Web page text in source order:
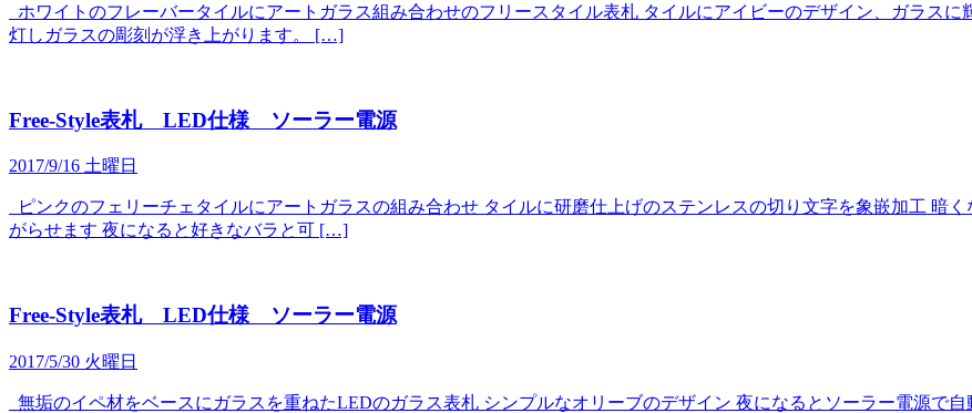
ホワイトのフレーバータイルにアートガラス組み合わせのフリースタイル表札 タイルにアイビーのデザイン、ガラス
灯しガラスの彫刻が浮き上がります。 […]
Free-Style表札 LED仕様 ソーラー電源
2017/9/16 土曜日
ピンクのフェリーチェタイルにアートガラスの組み合わせ タイルに研磨仕上げのステンレスの切り文字を象嵌加工 暗
がらせます 夜になると好きなバラと可 […]
Free-Style表札 LED仕様 ソーラー電源
2017/5/30 火曜日
無垢のイペ材をベースにガラスを重ねたLEDのガラス表札 シンプルなオリーブのデザイン 夜になるとソーラー電源で